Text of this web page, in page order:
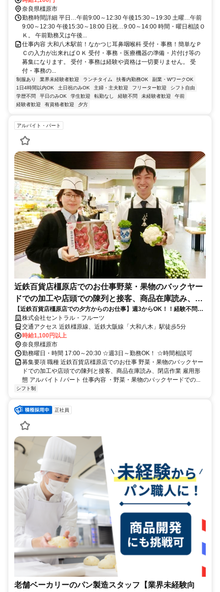
奈良県橿原市
勤務時間詳細 平日…午前9:00～12:30 午後15:30～19:30 土曜…午前
9:00～12:30 午後15:30～18:00 日祝…9:00～14:00 時間・曜日相談Ｏ
Ｋ。 午前勤務又は午後...
仕事内容 大和八木駅前！なかつじ耳鼻咽喉科 受付・事務！簡単なＰ
Ｃの入力が出来ればＯＫ 受付・事務・医療機器の準備・片付け等の
募集になります。 受付・事務は経験や資格は一切要りません。 受
付・事務の...
制服あり 業界未経験者歓迎 ランチタイム 扶養内勤務OK
副業・WワークOK
1日4時間以内OK
土日祝のみOK 主婦・主夫歓迎 フリーター歓迎
シフト自由
学歴不問
平日のみOK 学生歓迎 転勤なし 経験不問 未経験者歓迎
午前
経験者歓迎
有資格者歓迎 夕方
アルバイト・パート
近鉄百貨店橿原店でのお仕事野菜・果物のバックヤー
ドでの加工や店頭での陳列と接客、商品在庫読み、閉
店作業
【近鉄百貨店橿原店での夕方からのお仕事】週3からOK！！経験不問♪
駅から5分。通勤便利な職場で人気！
株式会社セントラル・フルーツ
交通アクセス 近鉄橿原線、近鉄大阪線「大和八木」駅徒歩5分
時給1,100円以上
奈良県橿原市
勤務曜日・時間 17:00～20:30 ☆週3日～勤務OK！ ☆時間相談可
募集要項 職種 近鉄百貨店橿原店でのお仕事 野菜・果物のバックヤー
ドでの加工や店頭での陳列と接客、商品在庫読み、閉店作業 雇用形
態 アルバイト / パート 仕事内容 ・野菜・果物のバックヤードでの...
シフト制
正社員
老舗ベーカリーのパン製造スタッフ【業界未経験向